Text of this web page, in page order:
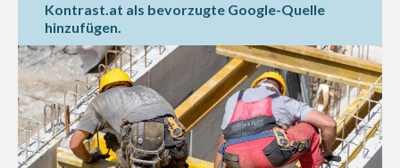
Kontrast.at als bevorzugte Google-Quelle
hinzufügen.